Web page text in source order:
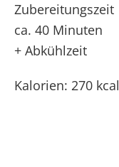
Zubereitungszeit
ca. 40 Minuten
+ Abkühlzeit
Kalorien: 270 kcal